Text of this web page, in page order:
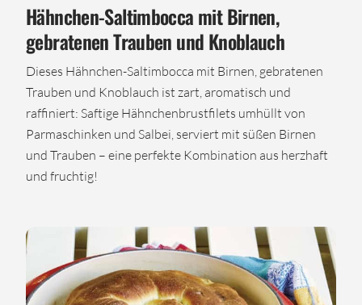
Hähnchen-Saltimbocca mit Birnen,
gebratenen Trauben und Knoblauch
Dieses Hähnchen-Saltimbocca mit Birnen, gebratenen
Trauben und Knoblauch ist zart, aromatisch und
raffiniert: Saftige Hähnchenbrustfilets umhüllt von
Parmaschinken und Salbei, serviert mit süßen Birnen
und Trauben – eine perfekte Kombination aus herzhaft
und fruchtig!